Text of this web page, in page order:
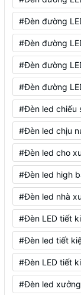
#Đèn đường
#Đèn đường
#Đèn đường
#Đèn đường
#Đèn led chiếu
#Đèn led chịu
#Đèn led cho
#Đèn led high
#Đèn led nhà
#Đèn LED tiết
#Đèn led tiết
#Đèn LED tiết
#Đèn led